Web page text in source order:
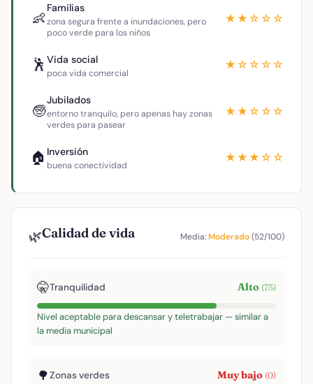
👶
Familias
zona segura frente a inundaciones, pero
poco verde para los niños
★★☆☆☆
🕺 Vida social
poca vida comercial
★☆☆☆☆
🧓
Jubilados
entorno tranquilo, pero apenas hay zonas
verdes para pasear
★★☆☆☆
🏠 Inversión
buena conectividad
★★★☆☆
🌿Calidad de vida Media:Moderado(52/100)
🤫Tranquilidad Alto (75)
Nivel aceptable para descansar y teletrabajar — similar a
la media municipal
🌳Zonas verdes Muy bajo (0)